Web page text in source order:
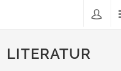
LITERATUR